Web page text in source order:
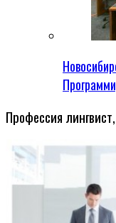
Профессия